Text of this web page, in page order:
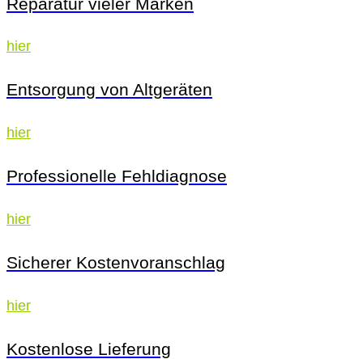
hier
Entsorgung von Altgeräten
hier
Professionelle Fehldiagnose
hier
Sicherer Kostenvoranschlag
hier
Kostenlose Lieferung